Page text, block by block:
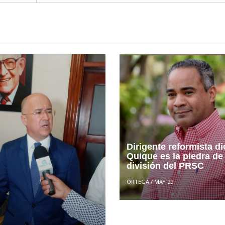
Dirigente reformista
Quique es la piedra de
división del PRSC
ORTEGA/MAY 29